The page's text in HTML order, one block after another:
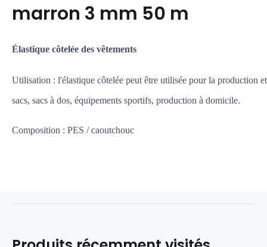
marron 3 mm 50 m
Élastique côtelée des vêtements
Utilisation : l'élastique côtelée peut être utilisée pour la production
sacs, sacs à dos, équipements sportifs, production à domicile.
Composition : PES / caoutchouc